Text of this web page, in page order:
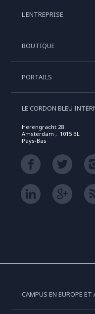
L'ENTREPRISE
BOUTIQUE
PORTAILS
LE CORDON BLEU
Herengracht 28
Amsterdam , 1015 BL
Pays-Bas
CAMPUS EN EUROPE